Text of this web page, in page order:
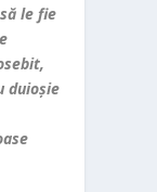
le fie
duioşie